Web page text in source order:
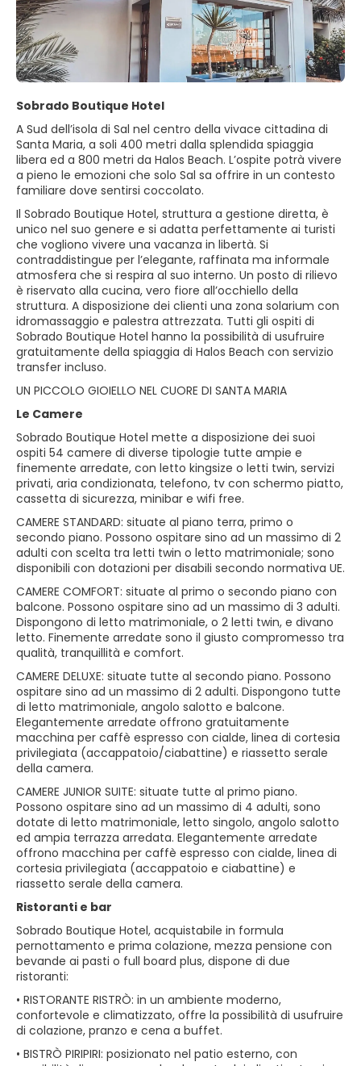
Sobrado Boutique Hotel
A Sud dell’isola di Sal nel centro della vivace cittadina di
Santa Maria, a soli 400 metri dalla splendida spiaggia
libera ed a 800 metri da Halos Beach. L’ospite potrà vivere
a pieno le emozioni che solo Sal sa offrire in un contesto
familiare dove sentirsi coccolato.
Il Sobrado Boutique Hotel, struttura a gestione diretta, è
unico nel suo genere e si adatta perfettamente ai turisti
che vogliono vivere una vacanza in libertà. Si
contraddistingue per l’elegante, raffinata ma informale
atmosfera che si respira al suo interno. Un posto di rilievo
è riservato alla cucina, vero fiore all’occhiello della
struttura. A disposizione dei clienti una zona solarium con
idromassaggio e palestra attrezzata. Tutti gli ospiti di
Sobrado Boutique Hotel hanno la possibilità di usufruire
gratuitamente della spiaggia di Halos Beach con servizio
transfer incluso.
UN PICCOLO GIOIELLO NEL CUORE DI SANTA MARIA
Le Camere
Sobrado Boutique Hotel mette a disposizione dei suoi
ospiti 54 camere di diverse tipologie tutte ampie e
finemente arredate, con letto kingsize o letti twin, servizi
privati, aria condizionata, telefono, tv con schermo piatto,
cassetta di sicurezza, minibar e wifi free.
CAMERE STANDARD: situate al piano terra, primo o
secondo piano. Possono ospitare sino ad un massimo di 2
adulti con scelta tra letti twin o letto matrimoniale; sono
disponibili con dotazioni per disabili secondo normativa UE.
CAMERE COMFORT: situate al primo o secondo piano con
balcone. Possono ospitare sino ad un massimo di 3 adulti.
Dispongono di letto matrimoniale, o 2 letti twin, e divano
letto. Finemente arredate sono il giusto compromesso tra
qualità, tranquillità e comfort.
CAMERE DELUXE: situate tutte al secondo piano. Possono
ospitare sino ad un massimo di 2 adulti. Dispongono tutte
di letto matrimoniale, angolo salotto e balcone.
Elegantemente arredate offrono gratuitamente
macchina per caffè espresso con cialde, linea di cortesia
privilegiata (accappatoio/ciabattine) e riassetto serale
della camera.
CAMERE JUNIOR SUITE: situate tutte al primo piano.
Possono ospitare sino ad un massimo di 4 adulti, sono
dotate di letto matrimoniale, letto singolo, angolo salotto
ed ampia terrazza arredata. Elegantemente arredate
offrono macchina per caffè espresso con cialde, linea di
cortesia privilegiata (accappatoio e ciabattine) e
riassetto serale della camera.
Ristoranti e bar
Sobrado Boutique Hotel, acquistabile in formula
pernottamento e prima colazione, mezza pensione con
bevande ai pasti o full board plus, dispone di due
ristoranti:
• RISTORANTE RISTRÒ: in un ambiente moderno,
confortevole e climatizzato, offre la possibilità di usufruire
di colazione, pranzo e cena a buffet.
• BISTRÒ PIRIPIRI: posizionato nel patio esterno, con